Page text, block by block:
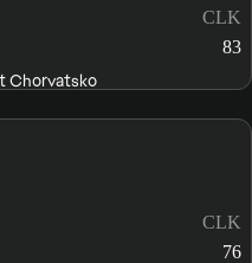
CLK
83
Chorvatsko
CLK
76